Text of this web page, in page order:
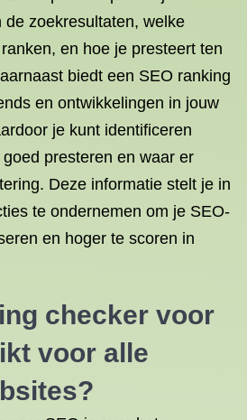
zoekresultaten, welke
en hoe je presteert ten
biedt een SEO ranking
en ontwikkelingen in jouw
je kunt identificeren
presteren en waar er
Deze informatie stelt je in
te ondernemen om je SEO-
en hoger te scoren in
checker voor
voor alle